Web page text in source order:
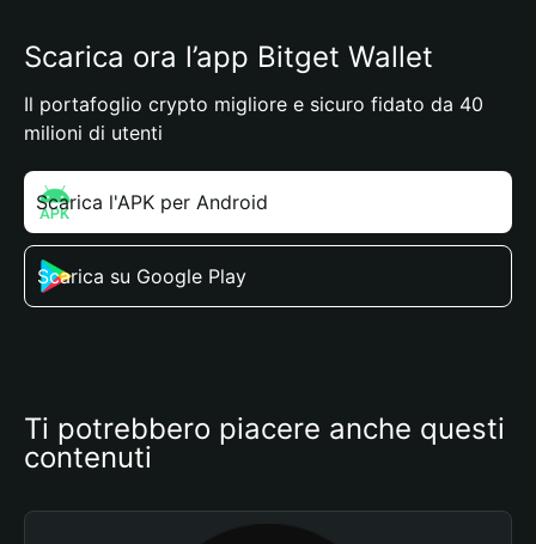
Scarica ora l’app Bitget Wallet
Il portafoglio crypto migliore e sicuro fidato da 40
milioni di utenti
Scarica l'APK per Android
Scarica su Google Play
Ti potrebbero piacere anche questi
contenuti